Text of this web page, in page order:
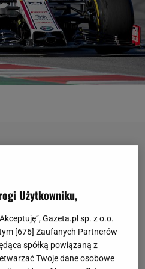
Użytkowniku,
Gazeta.pl sp. z o.o.
[676] Zaufanych Partnerów
spółką powiązaną z
Twoje dane osobowe